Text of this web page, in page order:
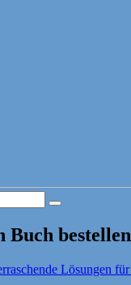
Suche
bestellen